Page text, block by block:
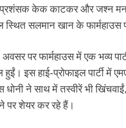
केक काटकर और जश्न
सलमान खान के फार्महाउस
पर फार्महाउस में एक भव्य
इस हाई-प्रोफाइल पार्टी में
ने साथ में तस्वीरें भी
पर शेयर कर रहे हैं।